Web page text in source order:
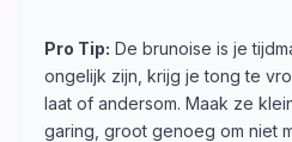
Pro Tip: De brunoise is je
ongelijk zijn, krijg je tong te
laat of andersom. Maak ze
garing, groot genoeg om niet